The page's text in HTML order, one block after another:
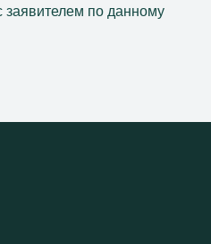
заявителем по данному